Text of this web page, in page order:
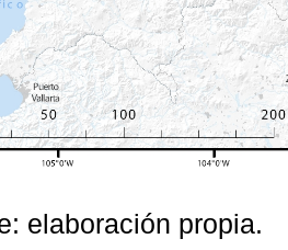
elaboración propia.